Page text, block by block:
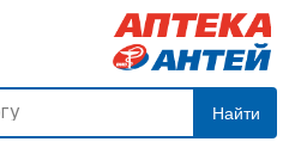
Найти